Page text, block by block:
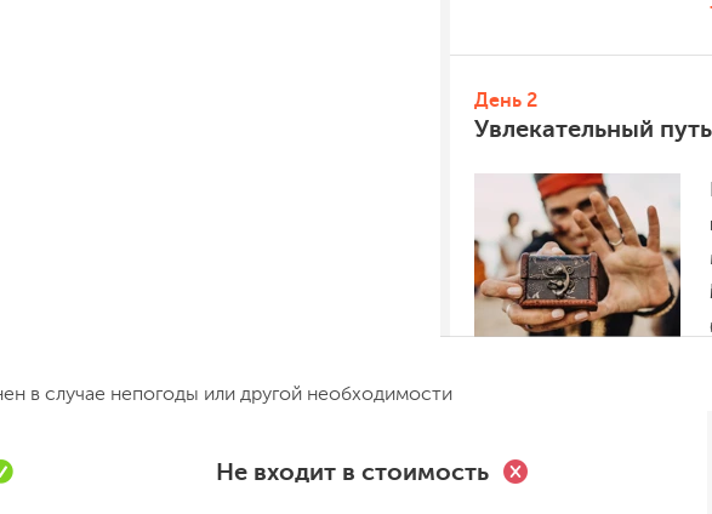
День 2
Увлекательный
в случае непогоды или другой необходимости
Не входит в стоимость